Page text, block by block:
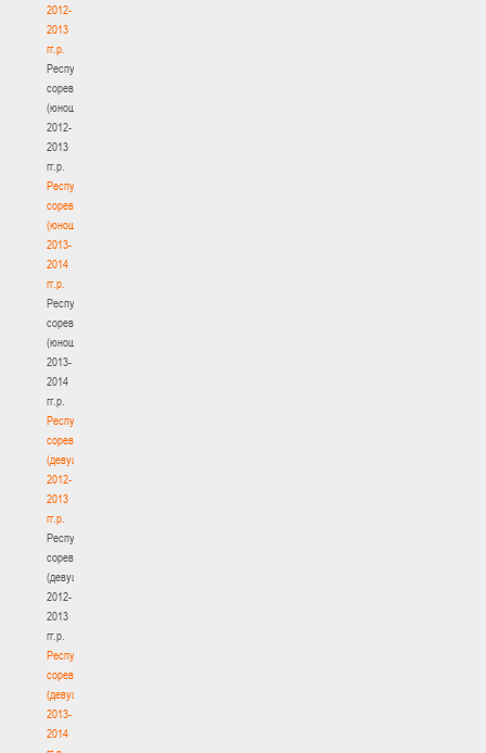
2012-
2013
гг.р.
Республиканские
соревнования
(юноши)
2012-
2013
гг.р.
Республиканские
соревнования
(юноши)
2013-
2014
гг.р.
Республиканские
соревнования
(юноши)
2013-
2014
гг.р.
Республиканские
соревнования
(девушки)
2012-
2013
гг.р.
Республиканские
соревнования
(девушки)
2012-
2013
гг.р.
Республиканские
соревнования
(девушки)
2013-
2014